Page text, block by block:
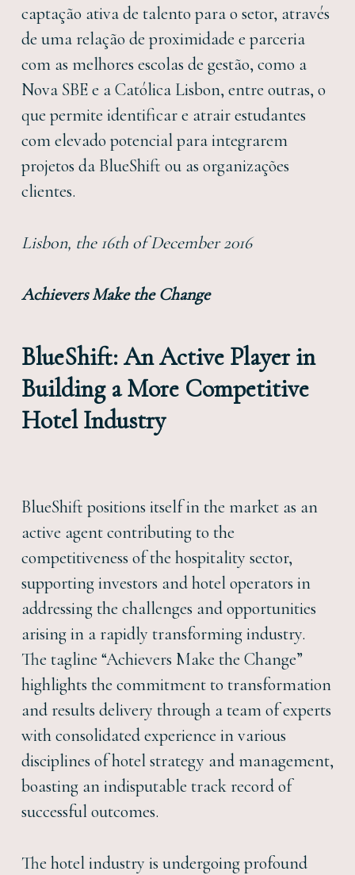
captação ativa de talento para o setor, através
de uma relação de proximidade e parceria
com as melhores escolas de gestão, como a
Nova SBE e a Católica Lisbon, entre outras, o
que permite identificar e atrair estudantes
com elevado potencial para integrarem
projetos da BlueShift ou as organizações
clientes.
Lisbon, the 16th of December 2016
Achievers Make the Change
BlueShift: An Active Player in
Building a More Competitive
Hotel Industry
BlueShift positions itself in the market as an
active agent contributing to the
competitiveness of the hospitality sector,
supporting investors and hotel operators in
addressing the challenges and opportunities
arising in a rapidly transforming industry.
The tagline “Achievers Make the Change”
highlights the commitment to transformation
and results delivery through a team of experts
with consolidated experience in various
disciplines of hotel strategy and management,
boasting an indisputable track record of
successful outcomes.
The hotel industry is undergoing profound